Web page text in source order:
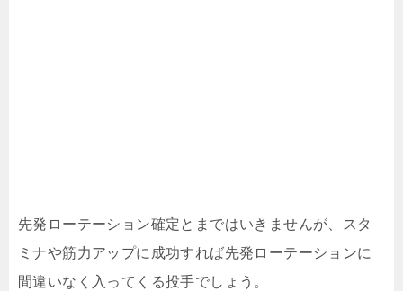
先発ローテーション確定とまではいきませんが、スタ
ミナや筋力アップに成功すれば先発ローテーションに
間違いなく入ってくる投手でしょう。